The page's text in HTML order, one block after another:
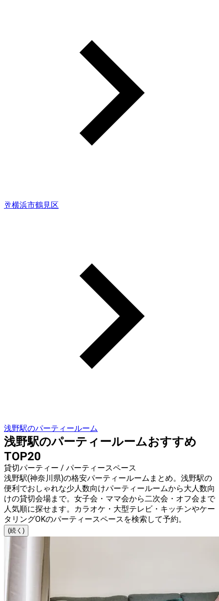
🥂横浜市鶴見区
浅野駅のパーティールーム
浅野駅のパーティールームおすすめ
TOP20
貸切パーティー / パーティースペース
浅野駅(神奈川県)の格安パーティールームまとめ。浅野駅の
便利でおしゃれな少人数向けパーティールームから大人数向
けの貸切会場まで。女子会・ママ会から二次会・オフ会まで
人気順に探せます。カラオケ・大型テレビ・キッチンやケー
タリングOKのパーティースペースを検索して予約。
(続く)